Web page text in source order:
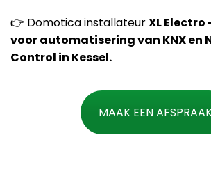
👉 Domotica installateurXL
voor automatisering van KNX en
Control in Kessel.
MAAK EEN